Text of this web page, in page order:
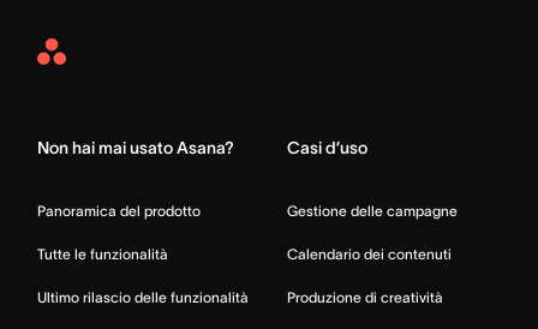
Asana
Non hai mai usato Asana?
Panoramica del prodotto
Tutte le funzionalità
Ultimo rilascio delle funzionalità
Casi d’uso
Gestione delle campagne
Calendario dei contenuti
Produzione di creatività